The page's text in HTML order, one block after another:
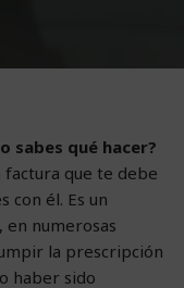
sabes qué hacer?
factura que te debe
con él. Es un
en numerosas
la prescripción
haber sido